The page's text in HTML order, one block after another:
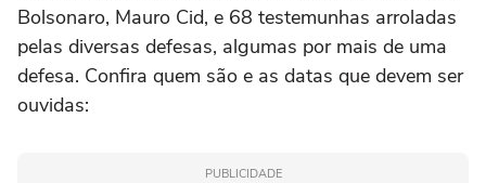
Bolsonaro, Mauro Cid, e 68 testemunhas arroladas
pelas diversas defesas, algumas por mais de uma
defesa. Confira quem são e as datas que devem ser
ouvidas:
PUBLICIDADE